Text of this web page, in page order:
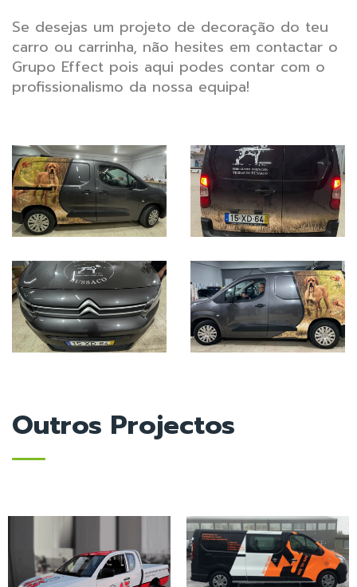
Se desejas um projeto de decoração do teu
carro ou carrinha, não hesites em contactar o
Grupo Effect pois aqui podes contar com o
profissionalismo da nossa equipa!
Outros Projectos